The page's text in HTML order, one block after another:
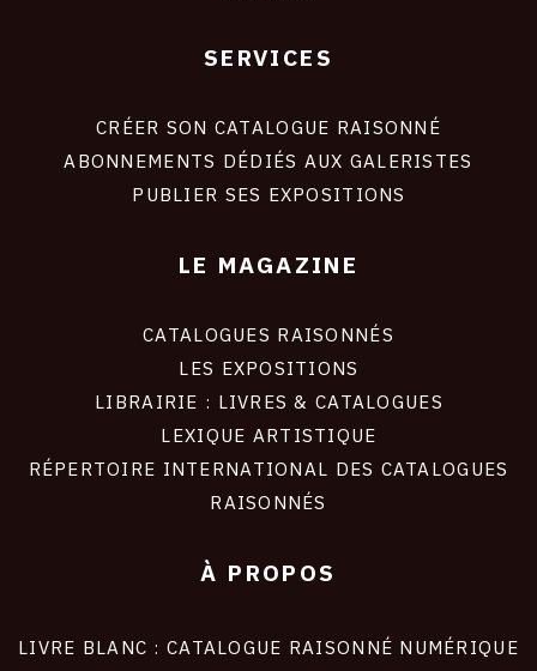
SERVICES
CRÉER SON CATALOGUE RAISONNÉ
ABONNEMENTS DÉDIÉS AUX GALERISTES
PUBLIER SES EXPOSITIONS
LE MAGAZINE
CATALOGUES RAISONNÉS
LES EXPOSITIONS
LIBRAIRIE : LIVRES & CATALOGUES
LEXIQUE ARTISTIQUE
RÉPERTOIRE INTERNATIONAL DES CATALOGUES
RAISONNÉS
À PROPOS
LIVRE BLANC : CATALOGUE RAISONNÉ NUMÉRIQUE